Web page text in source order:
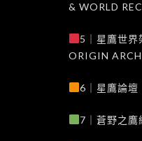
& WORLD
5｜星鷹世界
ORIGIN
6｜星鷹論壇
7｜蒼野之